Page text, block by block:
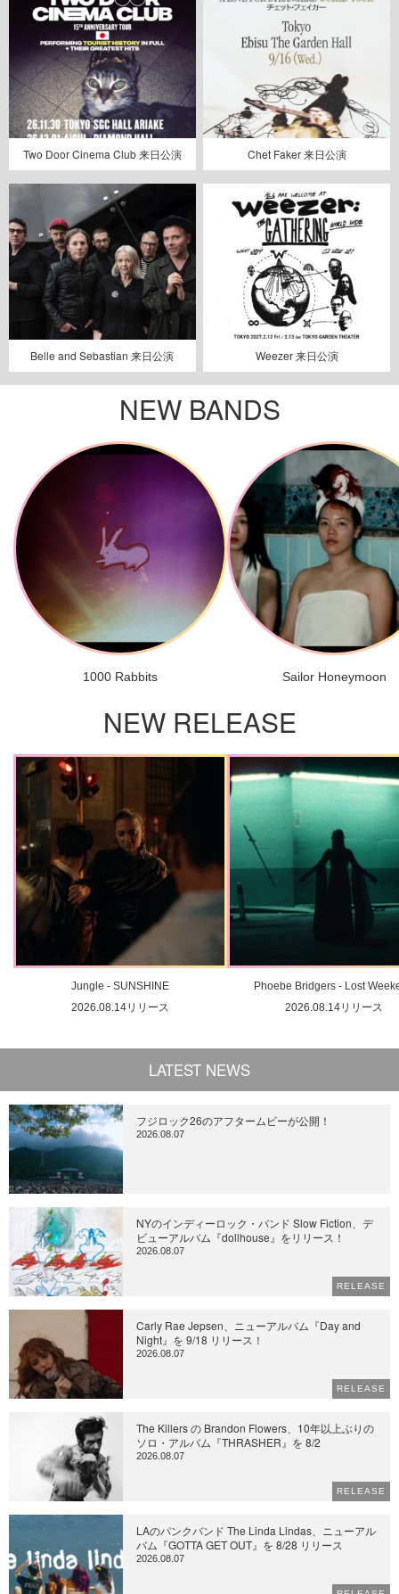
Two Door Cinema Club 来日公演 Chet Faker 来日公演
Belle and Sebastian 来日公演 Weezer 来日公演
NEW BANDS
1000 Rabbits Sailor Honeymoon
NEW RELEASE
Jungle - SUNSHINE
2026.08.14リリース
Phoebe Bridgers - Lost
2026.08.14リリース
LATEST NEWS
フジロック26のアフタームビーが公開！
2026.08.07
NYのインディーロック・バンド Slow Fiction、デ
ビューアルバム『dollhouse』をリリース！
2026.08.07
RELEASE
Carly Rae Jepsen、ニューアルバム『Day and
Night』を 9/18 リリース！
2026.08.07
RELEASE
The Killers の Brandon Flowers、10年以上ぶりの
ソロ・アルバム『THRASHER』を 8/2
2026.08.07
RELEASE
LAのパンクバンド The Linda Lindas、ニューアル
バム『GOTTA GET OUT』を 8/28 リリース
2026.08.07